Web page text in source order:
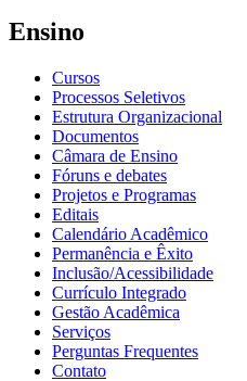
Ensino
Cursos
Processos Seletivos
Estrutura Organizacional
Documentos
Câmara de Ensino
Fóruns e debates
Projetos e Programas
Editais
Calendário Acadêmico
Permanência e Êxito
Inclusão/Acessibilidade
Currículo Integrado
Gestão Acadêmica
Serviços
Perguntas Frequentes
Contato